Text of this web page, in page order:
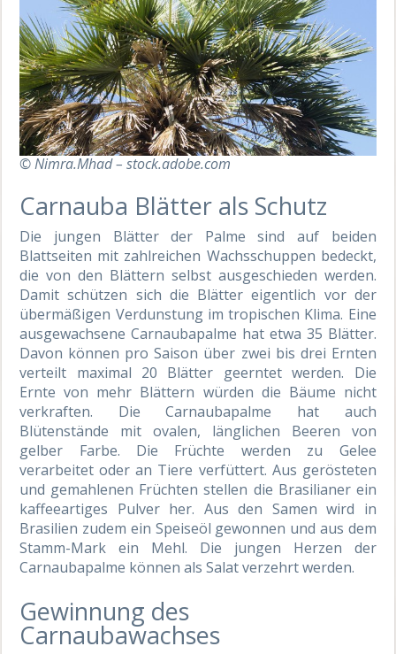
© Nimra.Mhad – stock.adobe.com
Carnauba Blätter als Schutz
Die jungen Blätter der Palme sind auf beiden
Blattseiten mit zahlreichen Wachsschuppen bedeckt,
die von den Blättern selbst ausgeschieden werden.
Damit schützen sich die Blätter eigentlich vor der
übermäßigen Verdunstung im tropischen Klima. Eine
ausgewachsene Carnaubapalme hat etwa 35 Blätter.
Davon können pro Saison über zwei bis drei Ernten
verteilt maximal 20 Blätter geerntet werden. Die
Ernte von mehr Blättern würden die Bäume nicht
verkraften. Die Carnaubapalme hat auch
Blütenstände mit ovalen, länglichen Beeren von
gelber Farbe. Die Früchte werden zu Gelee
verarbeitet oder an Tiere verfüttert. Aus gerösteten
und gemahlenen Früchten stellen die Brasilianer ein
kaffeeartiges Pulver her. Aus den Samen wird in
Brasilien zudem ein Speiseöl gewonnen und aus dem
Stamm-Mark ein Mehl. Die jungen Herzen der
Carnaubapalme können als Salat verzehrt werden.
Gewinnung des
Carnaubawachses